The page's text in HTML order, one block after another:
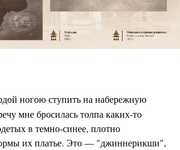
ногою ступить на набережную
мне бросилась толпа каких-то
в темно-синее, плотно
их платье. Это — "джиннерикши",